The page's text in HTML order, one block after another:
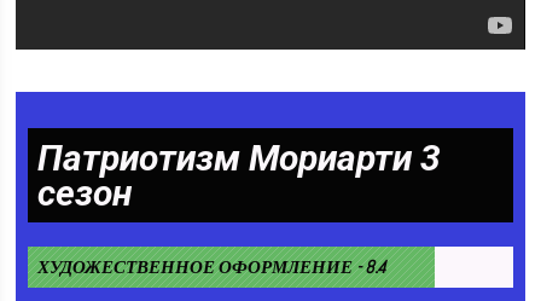
Патриотизм Мориарти 3
сезон
ХУДОЖЕСТВЕННОЕ ОФОРМЛЕНИЕ - 8.4